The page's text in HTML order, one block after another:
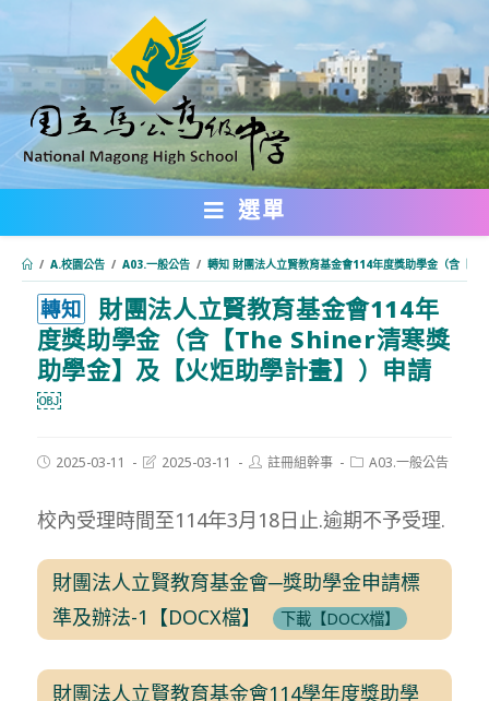
轉
主
要
內
選單
/ A.校園公告 / A03.一般公告 / 轉知 財團法人立賢教育基金會114年度獎助學金（含【
轉知
財團法人立賢教育基金會114年
度獎助學金（含【The Shiner清寒獎
助學金】及【火炬助學計畫】）申請
￼
Post2025-03-11
Post2025-03-11
Post註冊組幹事
PostA03.一般公告
校內受理時間至114年3月18日止.逾期不予受理.
財團法人立賢教育基金會─獎助學金申請標
準及辦法-1【DOCX檔】
下載【DOCX檔】
財團法人立賢教育基金會114學年度獎助學